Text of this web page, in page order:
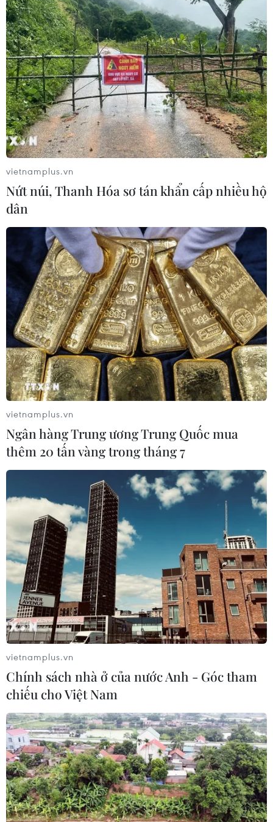
vietnamplus.vn
Nứt núi, Thanh Hóa sơ tán khẩn cấp nhiều hộ
dân
vietnamplus.vn
Ngân hàng Trung ương Trung Quốc mua
thêm 20 tấn vàng trong tháng 7
vietnamplus.vn
Chính sách nhà ở của nước Anh - Góc tham
chiếu cho Việt Nam